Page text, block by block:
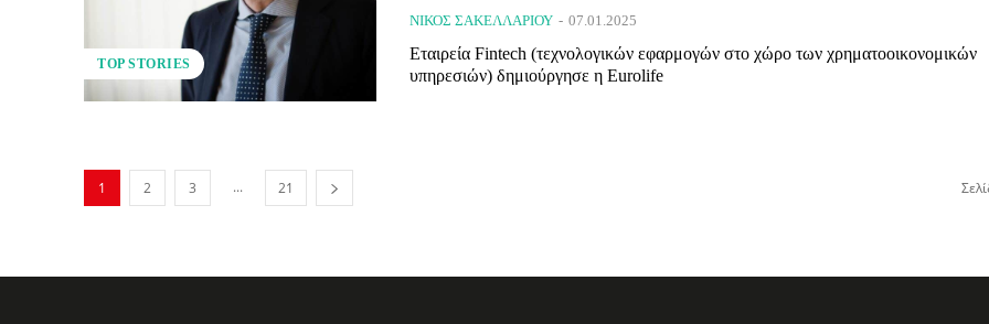
TOP STORIES
ΝΊΚΟΣ ΣΑΚΕΛΛΑΡΊΟΥ - 07.01.2025
Eταιρεία Fintech (τεχνολογικών εφαρμογών στο χώρο των χρηματοοικονομικών
υπηρεσιών) δημιούργησε η Eurolife
1 2 3 ... 21